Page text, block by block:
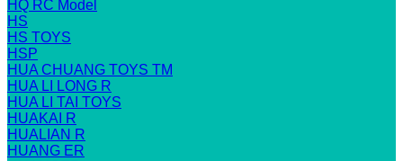
HQ RC Model
HS
HS TOYS
HSP
HUA CHUANG TOYS TM
HUA LI LONG R
HUA LI TAI TOYS
HUAKAI R
HUALIAN R
HUANG ER